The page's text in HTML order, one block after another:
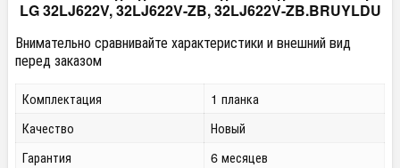
LG 32LJ622V, 32LJ622V-ZB, 32LJ622V-ZB.BRUYLDU
Внимательно сравнивайте характеристики и внешний вид
перед заказом
Комплектация
1 планка
Качество
Новый
Гарантия
6 месяцев